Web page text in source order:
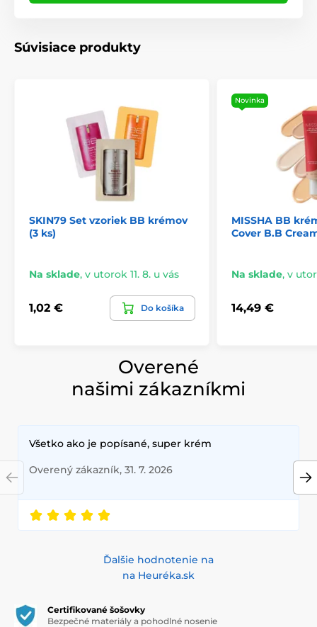
Súvisiace produkty
SKIN79 Set vzoriek BB krémov
(3 ks)
Na sklade, v utorok 11. 8. u vás
1,02 € Do košíka
Novinka
MISSHA BB
Cover B.B
Na sklade, v
14,49 €
Overené
našimi zákazníkmi
Všetko ako je popísané, super krém
Overený zákazník, 31. 7. 2026
Ďalšie hodnotenie na
na Heuréka.sk
Certifikované šošovky
Bezpečné materiály a pohodlné nosenie